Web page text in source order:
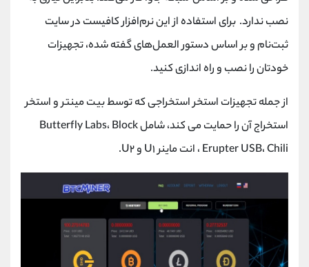
نصب ندارد. برای استفاده از این نرم‌افزار کافیست در سایت
ثبت‌نام و بر اساس دستور العمل‌های گفته شده، تجهیزات
خودتان را نصب و راه اندازی کنید.
از جمله تجهیزات استخر استخراجی که توسط بیت مینتر و استخر
استخراج آن را حمایت می کند، شامل Butterfly Labs، Block
Erupter USB، Chili ، انت ماینر U۱ و U۲.